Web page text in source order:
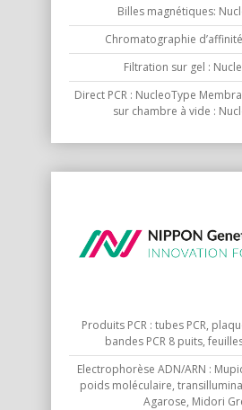
Billes magnétiques:
Chromatographie
Filtration sur gel :
Direct PCR : NucleoType
sur chambre à vide :
Produits PCR : tubes PCR,
bandes PCR 8 puits,
Electrophorèse ADN/ARN :
poids moléculaire,
Agarose, Midori